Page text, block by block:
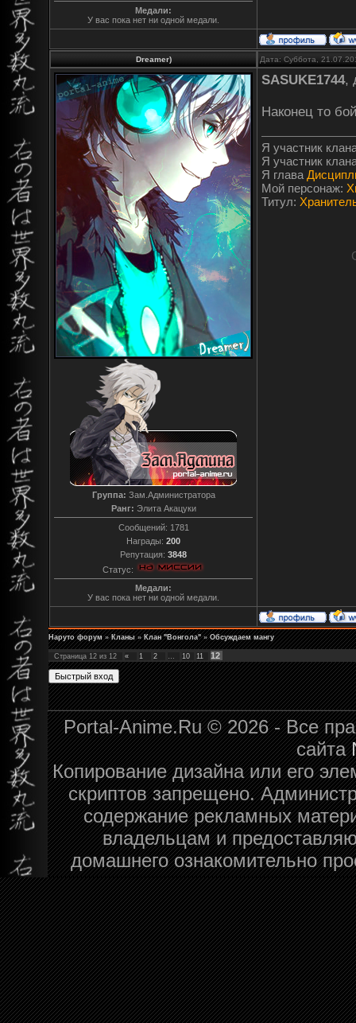
Медали:
У вас пока нет ни одной медали.
Dreamer) Дата: Суббота,
Группа: Зам.Администратора
Ранг: Элита Акацуки
Сообщений: 1781
Награды: 200
Репутация: 3848
Статус:
Медали:
У вас пока нет ни одной медали.
SASUKE1744,
Наконец то
Я участник
Я участник
Я глава
Мой персонаж:
Титул:
Наруто форум » Кланы » Клан "Вонгола" » Обсуждаем мангу
Страница 12 из 12 « 1 2 10 11 12
Portal-Anime.Ru © 2026 - Все
сайта
Копирование дизайна или его
скриптов запрещено.
содержание рекламных
владельцам и
домашнего ознакомительно